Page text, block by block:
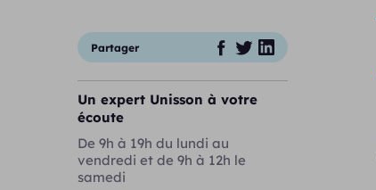
Partager
Un expert Unisson à votre
écoute
De 9h à 19h du lundi au
vendredi et de 9h à 12h le
samedi